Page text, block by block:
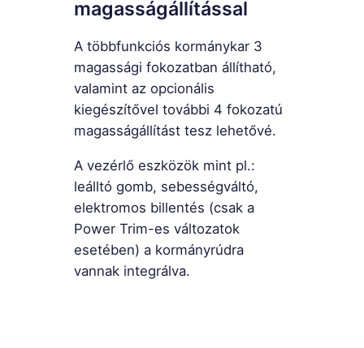
magasságállítással
A többfunkciós kormánykar 3
magassági fokozatban állítható,
valamint az opcionális
kiegészítővel további 4 fokozatú
magasságállítást tesz lehetővé.
A vezérlő eszközök mint pl.:
leálltó gomb, sebességváltó,
elektromos billentés (csak a
Power Trim-es változatok
esetében) a kormányrúdra
vannak integrálva.